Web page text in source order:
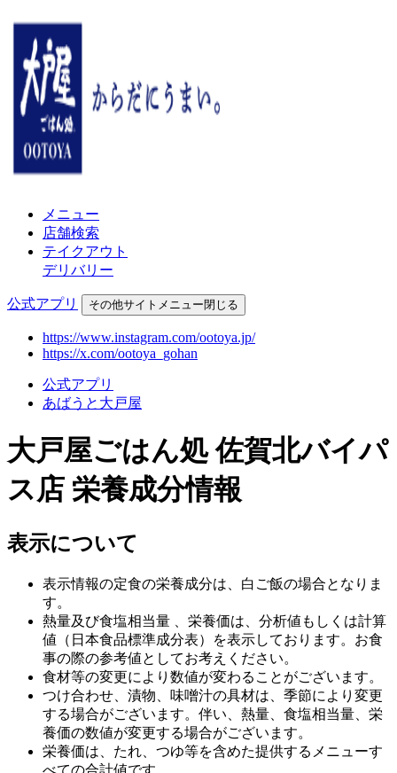
メニュー
店舗検索
テイクアウト
デリバリー
公式アプリ その他サイトメニュー閉じる
https://www.instagram.com/ootoya.jp/
https://x.com/ootoya_gohan
公式アプリ
あばうと大戸屋
大戸屋ごはん処 佐賀北バイパ
ス店 栄養成分情報
表示について
表示情報の定食の栄養成分は、白ご飯の場合となりま
す。
熱量及び食塩相当量 、栄養価は、分析値もしくは計算
値（日本食品標準成分表）を表示しております。お食
事の際の参考値としてお考えください。
食材等の変更により数値が変わることがございます。
つけ合わせ、漬物、味噌汁の具材は、季節により変更
する場合がございます。伴い、熱量、食塩相当量、栄
養価の数値が変更する場合がございます。
栄養価は、たれ、つゆ等を含めた提供するメニューす
べての合計値です。